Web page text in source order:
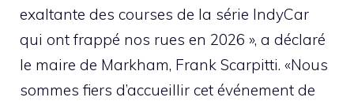
exaltante des courses de la série IndyCar
qui ont frappé nos rues en 2026 », a déclaré
le maire de Markham, Frank Scarpitti. «Nous
sommes fiers d’accueillir cet événement de